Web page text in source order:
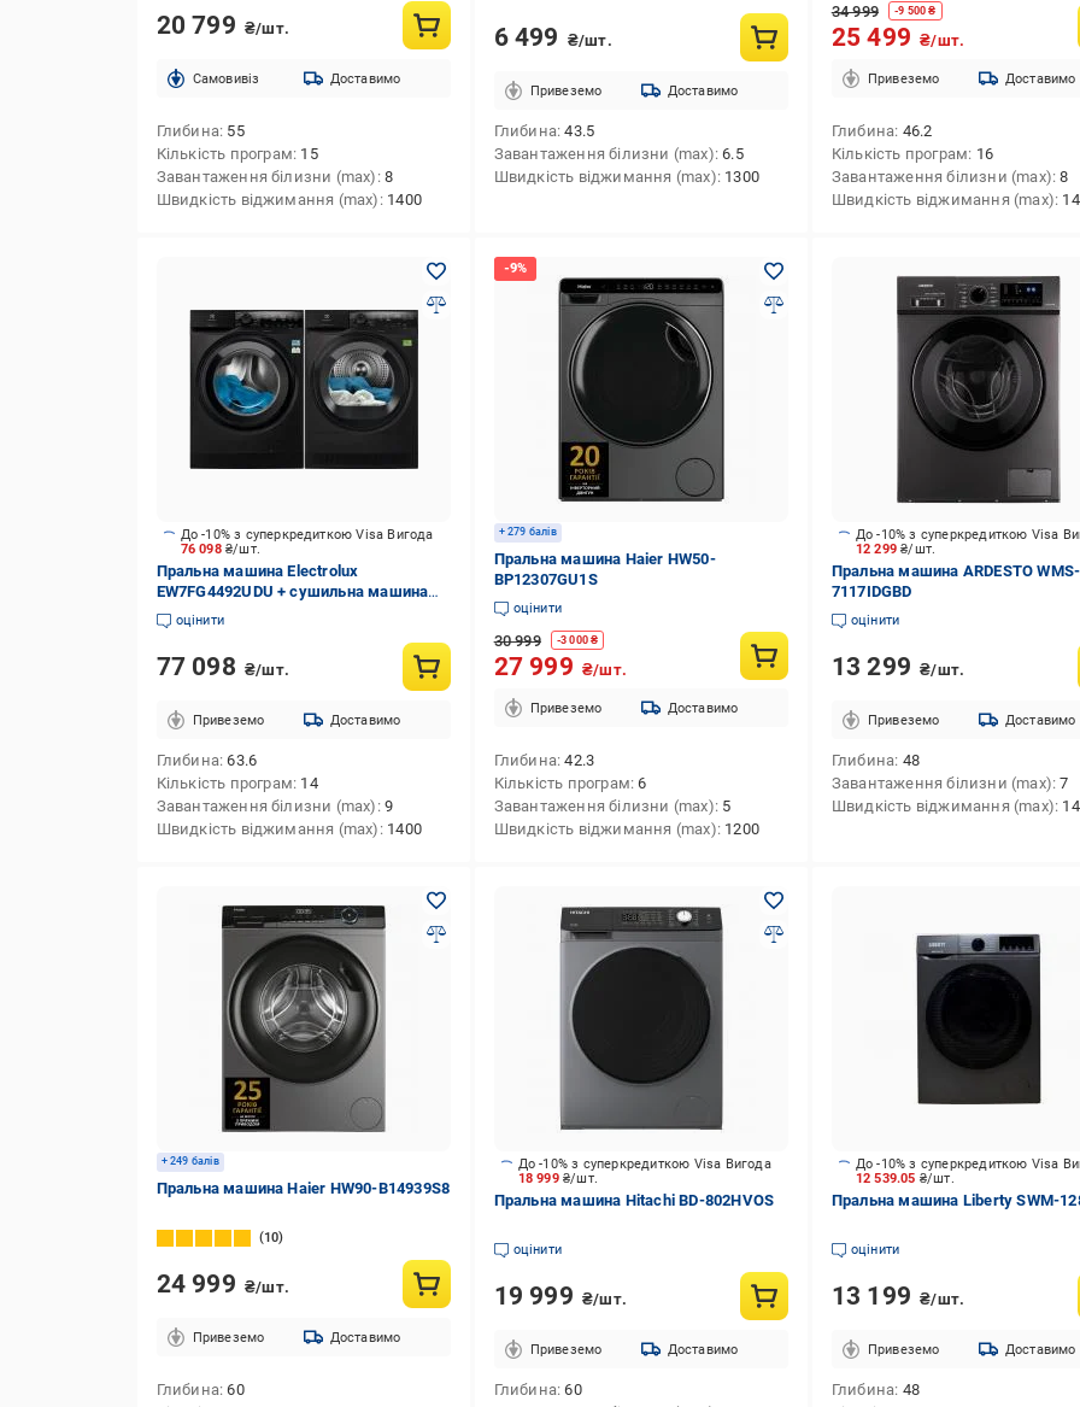
20 799 ₴/шт.
Cамовивіз Доставимо
Глибина 55
Кількість програм 15
Завантаження білизни (max) 8
Швидкість віджимання (max) 1400
6 499 ₴/шт.
Привеземо Доставимо
Глибина 43.5
Завантаження білизни (max) 6.5
Швидкість віджимання (max) 1300
34 999 -9 500 ₴
25 499 ₴/шт.
Привеземо Доставимо
Глибина 46.2
Кількість програм 16
Завантаження білизни (max) 8
Швидкість віджимання (max)
76 098 ₴/шт.
До -10% з суперкредиткою Visa Вигода
Пральна машина Electrolux
EW7FG4492UDU + сушильна машина
EW7D495UDU
оцінити
77 098 ₴/шт.
Привеземо Доставимо
Глибина 63.6
Кількість програм 14
Завантаження білизни (max) 9
Швидкість віджимання (max) 1400
+ 279 балів
Пральна машина Haier HW50-
BP12307GU1S
оцінити
30 999 -3 000 ₴
27 999 ₴/шт.
Привеземо Доставимо
Глибина 42.3
Кількість програм 6
Завантаження білизни (max) 5
Швидкість віджимання (max) 1200
12 299₴/шт.
До -10% з суперкредиткою Visa
Пральна машина ARDESTO WMS-
7117IDGBD
оцінити
13 299 ₴/шт.
Привеземо Доставимо
Глибина 48
Завантаження білизни (max) 7
Швидкість віджимання (max)
+ 249 балів
Пральна машина Haier HW90-B14939S8
10
24 999 ₴/шт.
Привеземо Доставимо
Глибина 60
18 999₴/шт.
До -10% з суперкредиткою Visa Вигода
Пральна машина Hitachi BD-802HVOS
оцінити
19 999 ₴/шт.
Привеземо Доставимо
Глибина 60
12 539.05 ₴/шт.
До -10% з суперкредиткою Visa
Пральна машина Liberty SWM-
оцінити
13 199 ₴/шт.
Привеземо Доставимо
Глибина 48